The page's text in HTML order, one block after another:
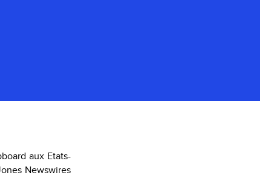
aux Etats-
Newswires